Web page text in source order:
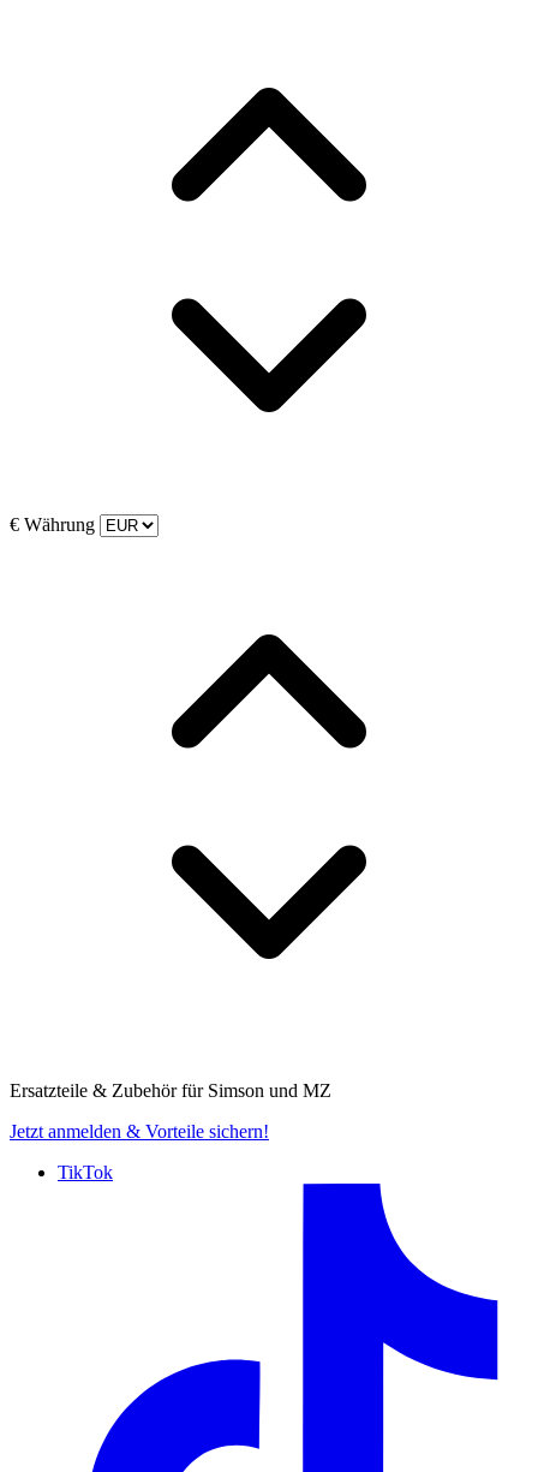
€ Währung
Ersatzteile & Zubehör für Simson und MZ
Jetzt anmelden & Vorteile sichern!
TikTok